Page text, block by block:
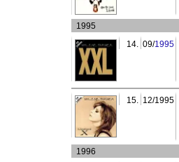
1995
14. 09/1995
15. 12/1995
1996